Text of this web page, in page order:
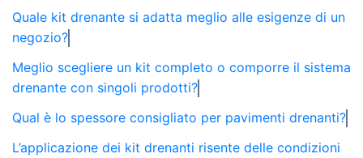
Quale kit drenante si adatta meglio alle esigenze di un
negozio?
Meglio scegliere un kit completo o comporre il sistema
drenante con singoli prodotti?
Qual è lo spessore consigliato per pavimenti drenanti?
L’applicazione dei kit drenanti risente delle condizioni